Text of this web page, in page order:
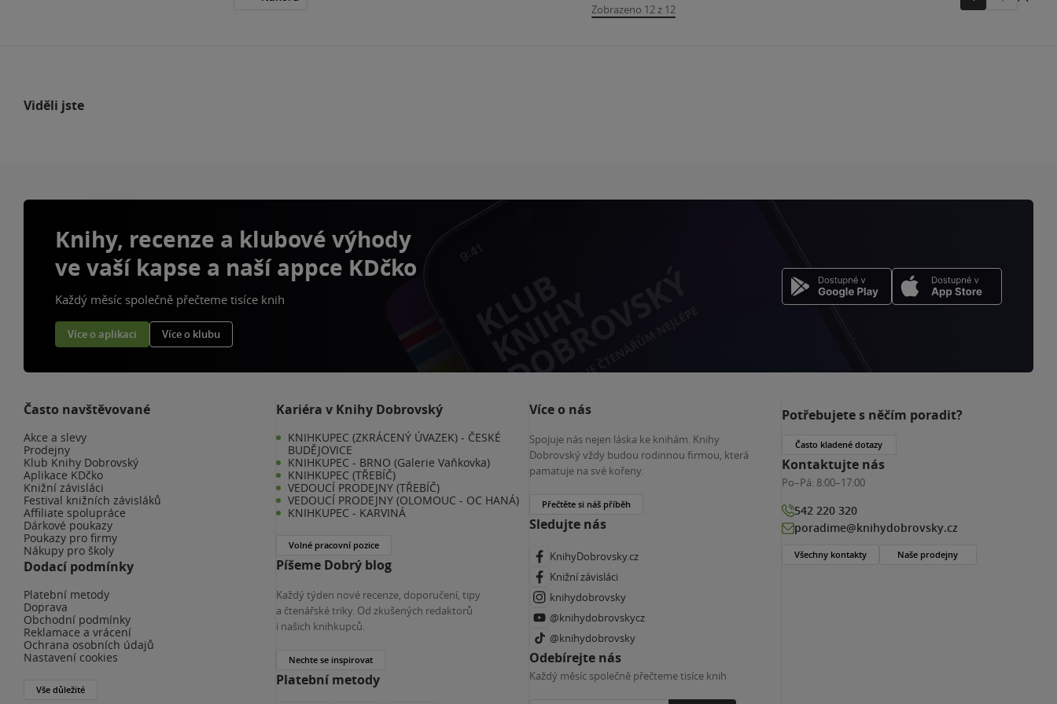
Zobrazeno 12 z 12
Přejít
Viděli jste
Knihy, recenze a klubové výhody
ve vaší kapse a naší appce KDčko
Každý měsíc společně přečteme tisíce knih
Více o aplikaci Více o klubu
Často navštěvované
Akce a slevy
Prodejny
Klub Knihy Dobrovský
Aplikace KDčko
Knižní závisláci
Festival knižních závisláků
Affiliate spolupráce
Dárkové poukazy
Poukazy pro firmy
Nákupy pro školy
Dodací podmínky
Platební metody
Doprava
Obchodní podmínky
Reklamace a vrácení
Ochrana osobních údajů
Nastavení cookies
Vše důležité
Kariéra v Knihy Dobrovský
KNIHKUPEC (ZKRÁCENÝ ÚVAZEK) - ČESKÉ
BUDĚJOVICE
KNIHKUPEC - BRNO (Galerie Vaňkovka)
KNIHKUPEC (TŘEBÍČ)
VEDOUCÍ PRODEJNY (TŘEBÍČ)
VEDOUCÍ PRODEJNY (OLOMOUC - OC HANÁ)
KNIHKUPEC - KARVINÁ
Volné pracovní pozice
Píšeme Dobrý blog
Každý týden nové recenze, doporučení, tipy
a čtenářské triky. Od zkušených redaktorů
i našich knihkupců.
Nechte se inspirovat
Platební metody
Více o nás
Spojuje nás nejen láska ke knihám. Knihy
Dobrovský vždy budou rodinnou firmou, která
pamatuje na své kořeny.
Přečtěte si náš příběh
Sledujte nás
KnihyDobrovsky.cz
Knižní závisláci
knihydobrovsky
@knihydobrovskycz
@knihydobrovsky
Odebírejte nás
Každý měsíc společně přečteme tisíce knih
Potřebujete s něčím poradit?
Často kladené dotazy
Kontaktujte nás
Po–Pá: 8:00–17:00
542 220 320
poradime@knihydobrovsky.cz
Všechny kontakty Naše prodejny